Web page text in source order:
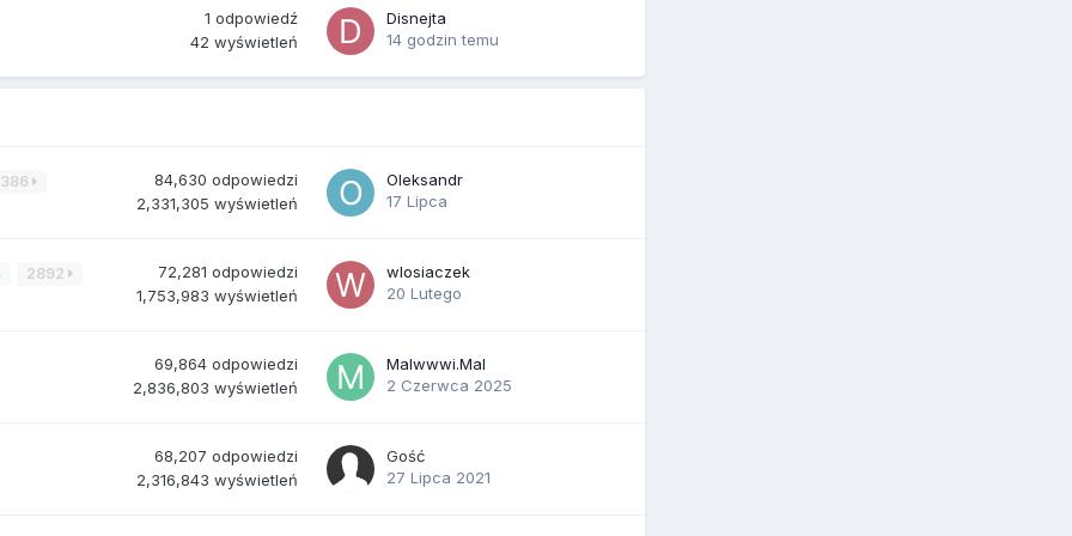
1 odpowiedź
42 wyświetleń
Disnejta
14 godzin temu
84,630 odpowiedzi
2,331,305 wyświetleń
Oleksandr
17 Lipca
2892 72,281 odpowiedzi
1,753,983 wyświetleń
wlosiaczek
20 Lutego
69,864 odpowiedzi
2,836,803 wyświetleń
Malwwwi.Mal
2 Czerwca 2025
68,207 odpowiedzi
2,316,843 wyświetleń
Gość
27 Lipca 2021